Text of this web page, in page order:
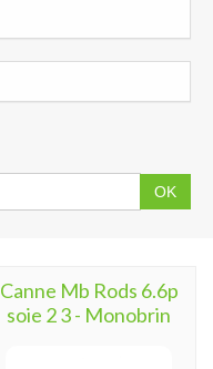
OK
Canne Mb Rods 6.6p
soie 2 3 - Monobrin